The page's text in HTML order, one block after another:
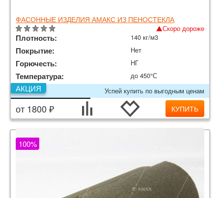
ФАСОННЫЕ ИЗДЕЛИЯ АМАКС ИЗ ПЕНОСТЕКЛА
Скоро дороже
Плотность: 140 кг/м3
Покрытие: Нет
Горючесть: НГ
Температура:
до 450°С
Успей купить по выгодным ценам
АКЦИЯ
от 1800 ₽ КУПИТЬ
100%